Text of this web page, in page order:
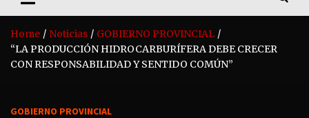
Home Noticias
GOBIERNO PROVINCIAL
“LA PRODUCCIÓN HIDROCARBURÍFERA DEBE CRECER
CON RESPONSABILIDAD Y SENTIDO COMÚN”
GOBIERNO PROVINCIAL